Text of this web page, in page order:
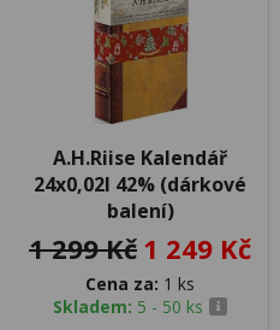
A.H.Riise Kalendář
24x0,02l 42% (dárkové
balení)
1 299 Kč 1 249 Kč
Cena za: 1 ks
Skladem: 5 - 50 ks